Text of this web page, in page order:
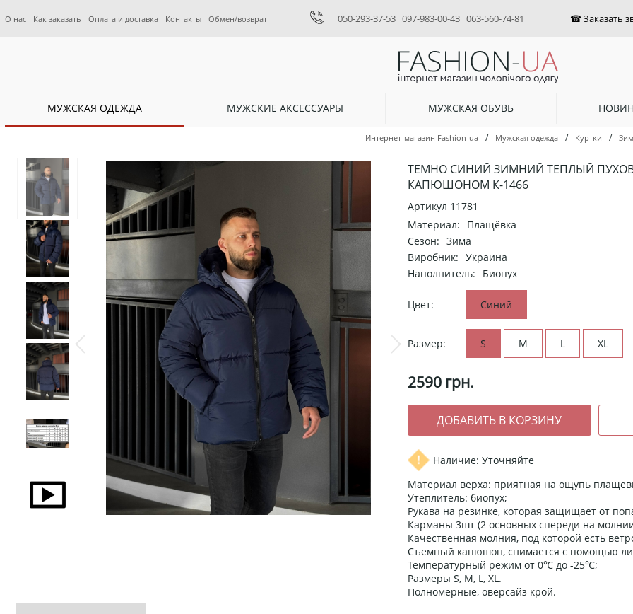
О нас Как заказать Оплата и доставка Контакты Обмен/возврат 050-293-37-53 097-983-00-43 063-560-74-81
МУЖСКАЯ ОДЕЖДА МУЖСКИЕ АКСЕССУАРЫ МУЖСКАЯ ОБУВЬ
Интернет-магазин Fashion-ua / Мужская одежда / Куртки /
ТЕМНО СИНИЙ ЗИМНИЙ ТЕПЛЫЙ
КАПЮШОНОМ К-1466
Артикул 11781
Материал:
Плащёвка
Сезон: Зима
Виробник: Украина
Наполнитель:
Биопух
Цвет: Синий
Размер: S M L XL
2590 грн.
Наличие: Уточняйте
Материал верха: приятная на ощупь
Утеплитель: биопух;
Рукава на резинке, которая защищает от
Карманы 3шт (2 основных спереди на
Качественная молния, под которой есть
Съемный капюшон, снимается с помощью
Температурный режим от 0℃ до -25℃;
Размеры S, M, L, XL.
Полномерные, оверсайз крой.